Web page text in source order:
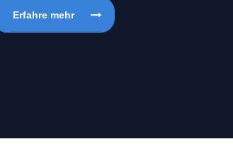
Erfahre mehr